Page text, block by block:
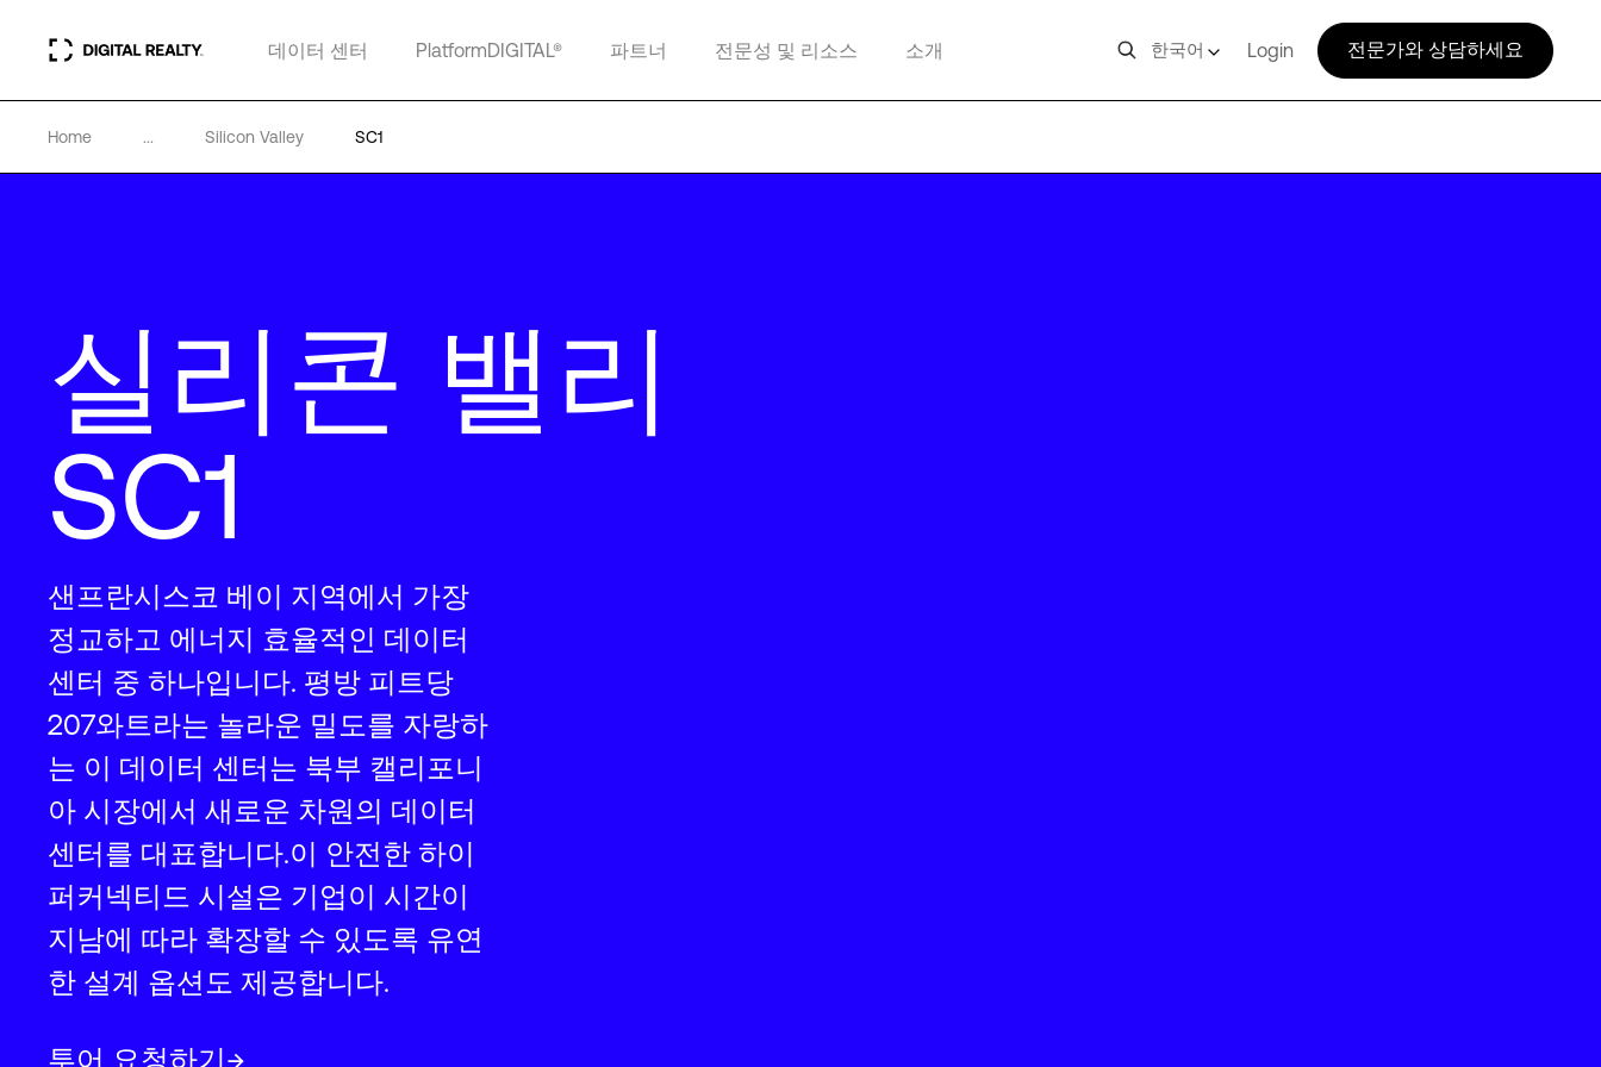
데이터 센터 PlatformDIGITAL® 파트너 전문성 및 리소스 소개 한국어 Login 전문가와 상담하세요
Home ... Silicon Valley SC1
실리콘 밸리
SC1
샌프란시스코 베이 지역에서 가장
정교하고 에너지 효율적인 데이터
센터 중 하나입니다. 평방 피트당
207와트라는 놀라운 밀도를 자랑하
는 이 데이터 센터는 북부 캘리포니
아 시장에서 새로운 차원의 데이터
센터를 대표합니다.이 안전한 하이
퍼커넥티드 시설은 기업이 시간이
지남에 따라 확장할 수 있도록 유연
한 설계 옵션도 제공합니다.
투어 요청하기
SC1